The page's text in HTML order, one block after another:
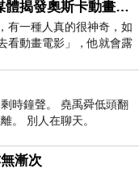
【電影圈八卦】：媒體揭發奧斯卡動畫項目投票醜聞！好萊塢為什麼看不起動畫電影？
有一種人真的很神奇，如
看動畫電影」，他就會露
問你是不是陪小
時鐘聲。 堯禹舜低頭翻
。 別人在聊天。
漸次